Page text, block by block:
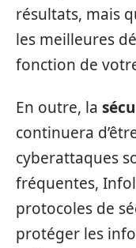
résultats, mais
les meilleures
fonction de
En outre, la
continuera
cyberattaques
fréquentes,
protocoles de
protéger les